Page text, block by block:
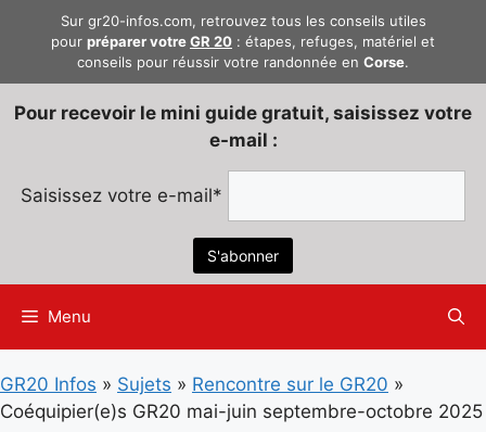
Sur gr20-infos.com, retrouvez tous les conseils utiles
pour préparer votreGR 20 : étapes, refuges, matériel et
conseils pour réussir votre randonnée en Corse.
Pour recevoir le mini guide gratuit, saisissez votre
e-mail :
Saisissez votre e-mail*
Menu
GR20 Infos » Sujets » Rencontre sur le GR20 »
Coéquipier(e)s GR20 mai-juin septembre-octobre 2025